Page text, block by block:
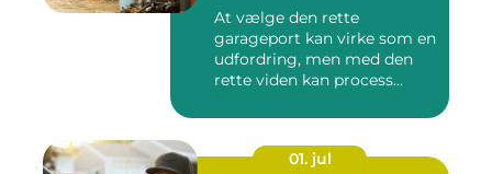
At vælge den rette
garageport kan virke som en
udfordring, men med den
rette viden kan process...
01. jul